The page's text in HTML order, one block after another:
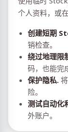
个人资料，或
创建短期
销检查。
绕过地理限
码，也能完
保护隐私.
险。
测试自动化
外账户。